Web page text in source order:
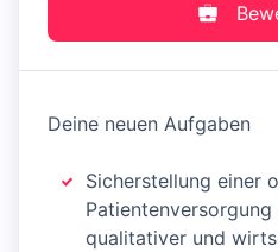
Deine neuen Aufgaben
Sicherstellung einer
qualitativer und